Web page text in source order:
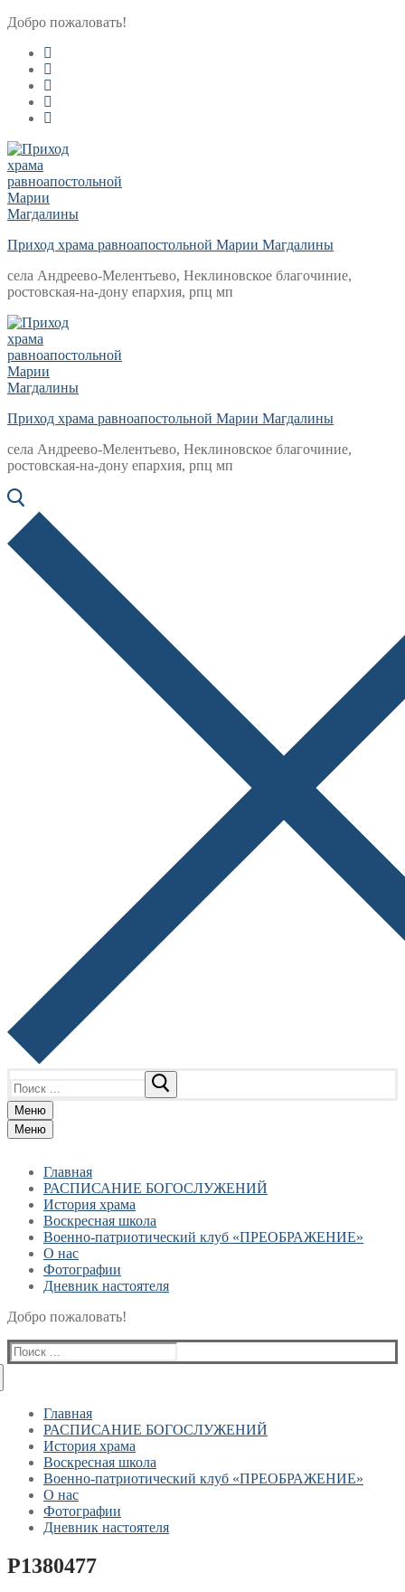
Перейти
содержимому
Меню
Закрыть
Добро пожаловать!
Приход храма равноапостольной Марии Магдалины
села Андреево-Мелентьево, Неклиновское благочиние,
ростовская-на-дону епархия, рпц мп
Приход храма равноапостольной Марии Магдалины
села Андреево-Мелентьево, Неклиновское благочиние,
ростовская-на-дону епархия, рпц мп
Меню
Меню
Главная
РАСПИСАНИЕ БОГОСЛУЖЕНИЙ
История храма
Воскресная школа
Военно-патриотический клуб «ПРЕОБРАЖЕНИЕ»
О нас
Фотографии
Дневник настоятеля
Добро пожаловать!
Найти:
Главная
РАСПИСАНИЕ БОГОСЛУЖЕНИЙ
История храма
Воскресная школа
Военно-патриотический клуб «ПРЕОБРАЖЕНИЕ»
О нас
Фотографии
Дневник настоятеля
P1380477